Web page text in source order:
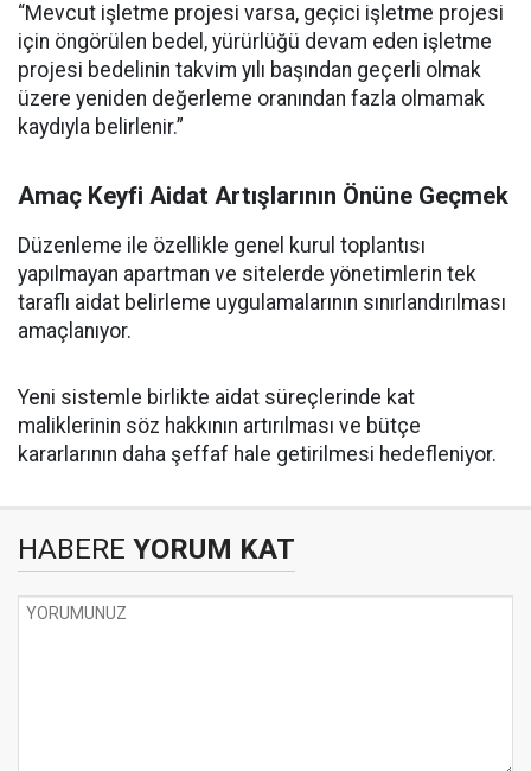
“Mevcut işletme projesi varsa, geçici işletme projesi
için öngörülen bedel, yürürlüğü devam eden işletme
projesi bedelinin takvim yılı başından geçerli olmak
üzere yeniden değerleme oranından fazla olmamak
kaydıyla belirlenir.”
Amaç Keyfi Aidat Artışlarının Önüne Geçmek
Düzenleme ile özellikle genel kurul toplantısı
yapılmayan apartman ve sitelerde yönetimlerin tek
taraflı aidat belirleme uygulamalarının sınırlandırılması
amaçlanıyor.
Yeni sistemle birlikte aidat süreçlerinde kat
maliklerinin söz hakkının artırılması ve bütçe
kararlarının daha şeffaf hale getirilmesi hedefleniyor.
HABERE YORUM KAT